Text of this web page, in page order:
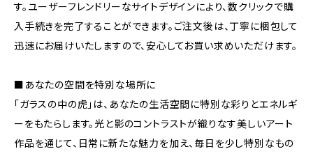
す。ユーザーフレンドリーなサイトデザインにより、数クリックで購
入手続きを完了することができます。ご注文後は、丁寧に梱包して
迅速にお届けいたしますので、安心してお買い求めいただけます。
■あなたの空間を特別な場所に
「ガラスの中の虎」は、あなたの生活空間に特別な彩りとエネルギ
ーをもたらします。光と影のコントラストが織りなす美しいアート
作品を通じて、日常に新たな魅力を加え、毎日を少し特別なもの